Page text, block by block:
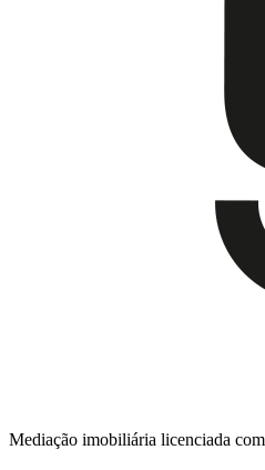
Mediação imobiliária licenciada